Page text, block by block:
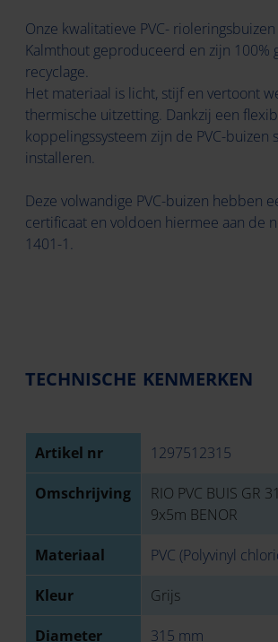
Onze kwalitatieve PVC-
Kalmthout geproduceerd en zijn 100%
recyclage.
Het materiaal is licht, stijf en vertoont
thermische uitzetting. Dankzij een
koppelingssysteem zijn de PVC-buizen
installeren.
Deze volwandige PVC-buizen hebben
certificaat en voldoen hiermee aan de
1401-1.
TECHNISCHE KENMERKEN
Artikel nr 1297512315
Omschrijving
RIO PVC BUIS GR
9x5m BENOR
Materiaal PVC (Polyvinyl
Kleur Grijs
Diameter 315 mm